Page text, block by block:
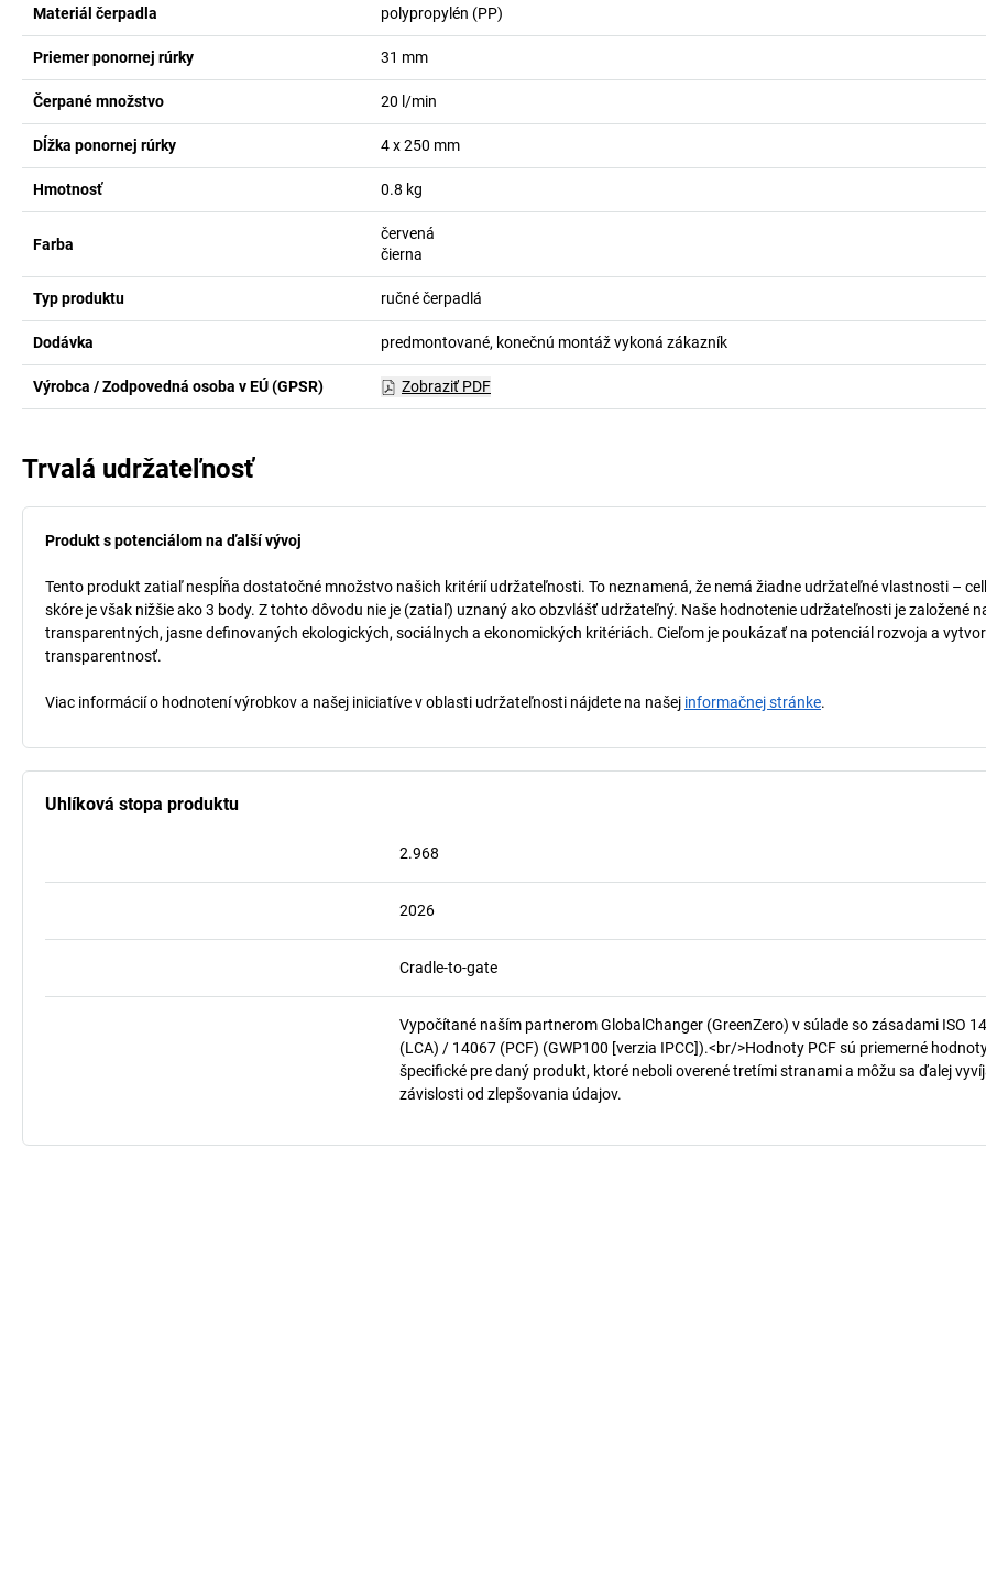
Materiál čerpadla polypropylén (PP)
Priemer ponornej rúrky 31 mm
Čerpané množstvo 20 l/min
Dĺžka ponornej rúrky 4 x 250 mm
Hmotnosť 0.8 kg
Farba
červená
čierna
Typ produktu ručné čerpadlá
Dodávka predmontované, konečnú montáž vykoná zákazník
Výrobca / Zodpovedná osoba v EÚ (GPSR) Zobraziť PDF
Trvalá udržateľnosť
Produkt s potenciálom na ďalší vývoj
Tento produkt zatiaľ nespĺňa dostatočné množstvo našich kritérií udržateľnosti. To neznamená, že nemá žiadne udržateľné vlastnosti –
skóre je však nižšie ako 3 body. Z tohto dôvodu nie je (zatiaľ) uznaný ako obzvlášť udržateľný. Naše hodnotenie udržateľnosti je založené
transparentných, jasne definovaných ekologických, sociálnych a ekonomických kritériách. Cieľom je poukázať na potenciál rozvoja a
transparentnosť.
Viac informácií o hodnotení výrobkov a našej iniciatíve v oblasti udržateľnosti nájdete na našej informačnej stránke.
Uhlíková stopa produktu
2.968
2026
Cradle-to-gate
Vypočítané naším partnerom GlobalChanger (GreenZero) v súlade so zásadami ISO
(LCA) / 14067 (PCF) (GWP100 [verzia IPCC]).<br/>Hodnoty PCF sú priemerné
špecifické pre daný produkt, ktoré neboli overené tretími stranami a môžu sa ďalej
závislosti od zlepšovania údajov.